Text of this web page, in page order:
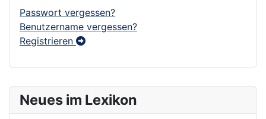
Neues im Lexikon
Passwort vergessen?
Benutzername vergessen?
Registrieren